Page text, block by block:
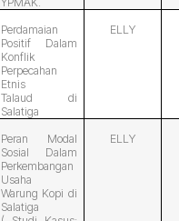
Perdamaian
Positif Dalam
Konflik
Perpecahan
Etnis
Talaud di
Salatiga
ELLY
Peran Modal
Sosial Dalam
Perkembangan
Usaha
Warung Kopi di
Salatiga
ELLY